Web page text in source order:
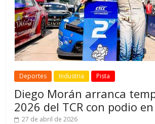
Deportes Industria Pista
Diego Morán arranca
2026 del TCR con podio
27 de abril de 2026